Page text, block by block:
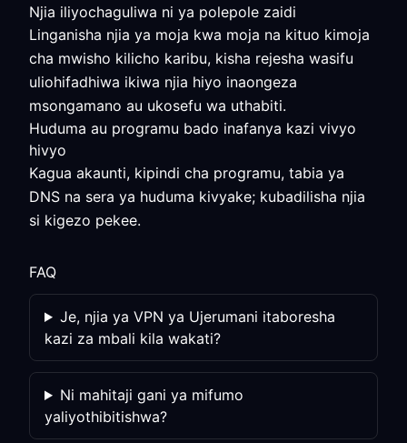
Njia iliyochaguliwa ni ya polepole zaidi
Linganisha njia ya moja kwa moja na kituo kimoja
cha mwisho kilicho karibu, kisha rejesha wasifu
uliohifadhiwa ikiwa njia hiyo inaongeza
msongamano au ukosefu wa uthabiti.
Huduma au programu bado inafanya kazi vivyo
hivyo
Kagua akaunti, kipindi cha programu, tabia ya
DNS na sera ya huduma kivyake; kubadilisha njia
si kigezo pekee.
FAQ
Je, njia ya VPN ya Ujerumani itaboresha
kazi za mbali kila wakati?
Ni mahitaji gani ya mifumo
yaliyothibitishwa?